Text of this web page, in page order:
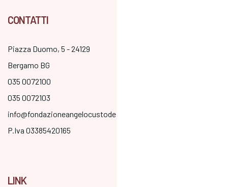
CONTATTI
Piazza Duomo, 5 - 24129
Bergamo BG
035 0072100
035 0072103
info@fondazioneangelocustode.it
P.Iva 03385420165
LINK